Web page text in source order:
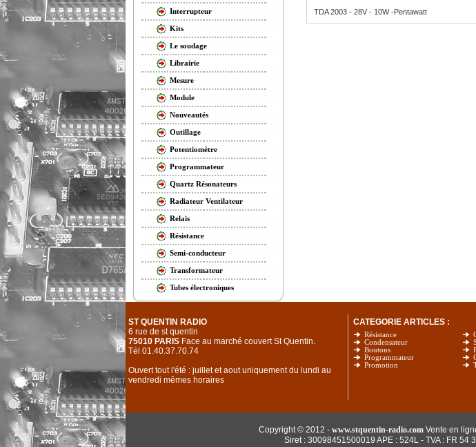
Interrupteur
Kits
Le soudage
Librairie
Mesure
Module
Nouveautés
Outillage
Potentiomètre
Programmateur
Quartz Résonateurs
Radiateur Ventilateur
Relais
Résistance
Semi-conducteur
Transformateur
Tubes électroniques
TDA 2003 - 28V - 10W -Pentawatt
ST QUENTIN RADIO
6 rue de st quentin
75010 PARIS Face au marché couvert St Quentin.
Tél 01.40.37.70.74
Ouvert tout l'été : juillet et aout uniquement du lundi au
vendredi mêmes horaires
CATEGORIE ARTICLES :
Résistance
Condensateur
Boutons
Programmateur
Promotion
Copyright © 2012 - www.stquentin-radio.comVente en
Siret : 30098451500019 APE : 524L - TVA : FR 54